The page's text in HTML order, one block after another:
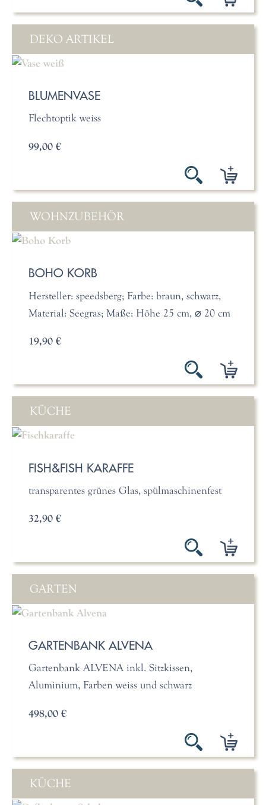
DEKO ARTIKEL
BLUMENVASE
Flechtoptik weiss
99,00 €
WOHNZUBEHÖR
BOHO KORB
Hersteller: speedsberg; Farbe: braun, schwarz,
Material: Seegras; Maße: Höhe 25 cm, ⌀ 20 cm
19,90 €
KÜCHE
FISH&FISH KARAFFE
transparentes grünes Glas, spülmaschinenfest
32,90 €
GARTEN
GARTENBANK ALVENA
Gartenbank ALVENA inkl. Sitzkissen,
Aluminium, Farben weiss und schwarz
498,00 €
KÜCHE